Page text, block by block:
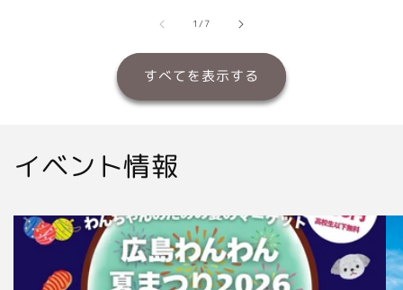
格
1/の
7
すべてを表示する
イベント情報